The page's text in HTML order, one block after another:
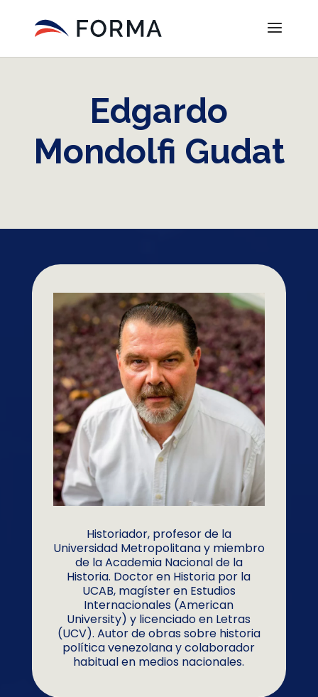
Edgardo
Mondolfi Gudat
Historiador, profesor de la
Universidad Metropolitana y miembro
de la Academia Nacional de la
Historia. Doctor en Historia por la
UCAB, magíster en Estudios
Internacionales (American
University) y licenciado en Letras
(UCV). Autor de obras sobre historia
política venezolana y colaborador
habitual en medios nacionales.